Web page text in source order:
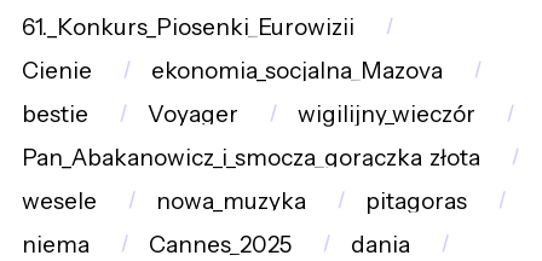
61._Konkurs_Piosenki_Eurowizji
Cienie
ekonomia_socjalna_Mazova
bestie
Voyager
wigilijny_wieczór
Pan_Abakanowicz_i_smocza_gorączka_złota
wesele
nowa_muzyka
pitagoras
niema
Cannes_2025
dania